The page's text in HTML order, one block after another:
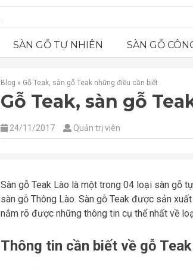
SÀN GỖ TỰ NHIÊN SÀN GỖ
Blog » Gỗ Teak, sàn gỗ Teak những điều cần biết
Gỗ Teak, sàn gỗ
24/11/2017 Quản trị viên
Sàn gỗ Teak Lào là một trong 04 loại sàn gỗ
sàn gỗ Thông Lào. Sàn gỗ Teak được sản
nắm rõ được những thông tin cụ thể nhất về
Thông tin cần biết về gỗ Teak